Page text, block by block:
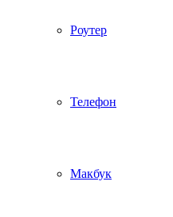
Роутер
Телефон
Макбук